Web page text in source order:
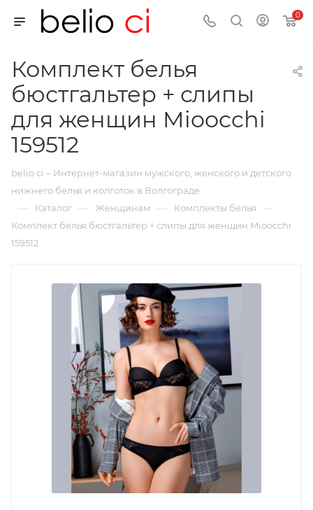
0
Комплект белья
бюстгальтер + слипы
для женщин Mioocchi
159512
belio ci – Интернет-магазин мужского, женского и детского
нижнего белья и колготок в Волгограде
— Каталог — Женщинам — Комплекты белья —
Комплект белья бюстгальтер + слипы для женщин Mioocchi
159512